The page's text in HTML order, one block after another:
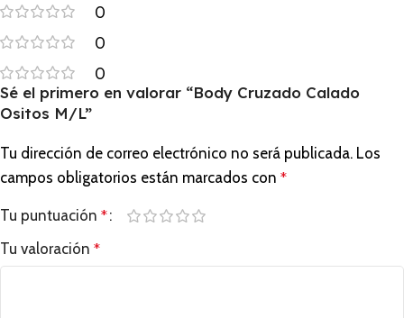
0
0
0
Sé el primero en valorar “Body Cruzado Calado
Ositos M/L”
Tu dirección de correo electrónico no será publicada. Los
campos obligatorios están marcados con *
Tu puntuación *
Tu valoración *